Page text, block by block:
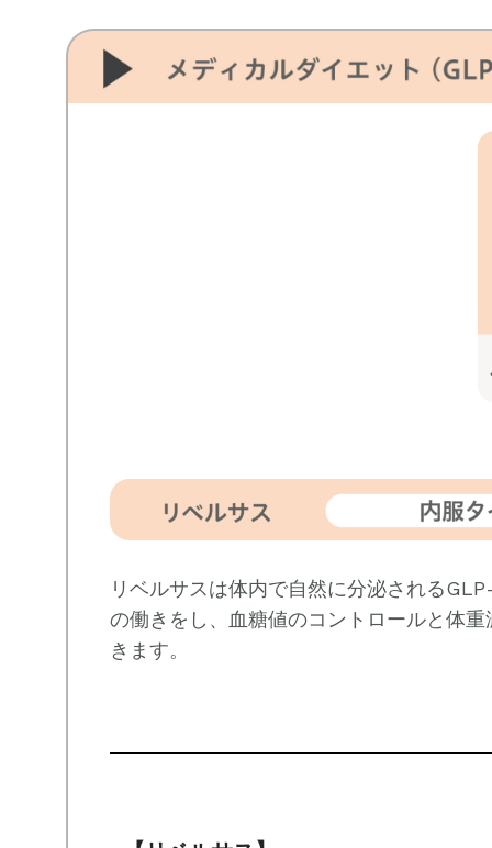
リベルサスは体内で自然に分泌される
の働きをし、血糖値のコントロールと体
きます。